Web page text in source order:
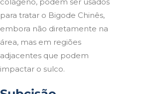
para tratar o Bigode Chinês,
embora não diretamente na
área, mas em regiões
adjacentes que podem
impactar o sulco.